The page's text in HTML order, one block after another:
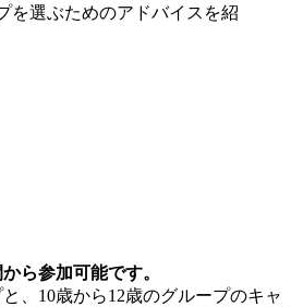
を選ぶためのアドバイスを紹
ら参加可能です。
、10歳から12歳のグループのキャ